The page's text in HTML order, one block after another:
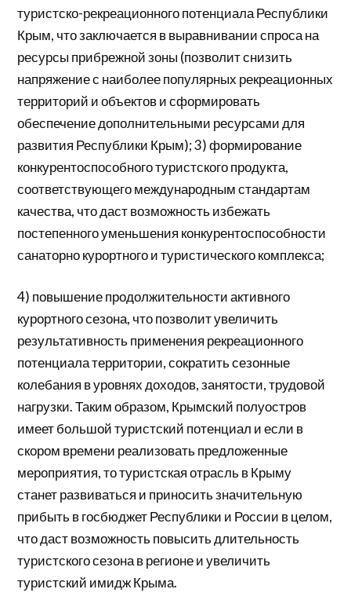
туристско-рекреационного потенциала Республики
Крым, что заключается в выравнивании спроса на
ресурсы прибрежной зоны (позволит снизить
напряжение с наиболее популярных рекреационных
территорий и объектов и сформировать
обеспечение дополнительными ресурсами для
развития Республики Крым); 3) формирование
конкурентоспособного туристского продукта,
соответствующего международным стандартам
качества, что даст возможность избежать
постепенного уменьшения конкурентоспособности
санаторно курортного и туристического комплекса;
4) повышение продолжительности активного
курортного сезона, что позволит увеличить
результативность применения рекреационного
потенциала территории, сократить сезонные
колебания в уровнях доходов, занятости, трудовой
нагрузки. Таким образом, Крымский полуостров
имеет большой туристский потенциал и если в
скором времени реализовать предложенные
мероприятия, то туристская отрасль в Крыму
станет развиваться и приносить значительную
прибыть в госбюджет Республики и России в целом,
что даст возможность повысить длительность
туристского сезона в регионе и увеличить
туристский имидж Крыма.